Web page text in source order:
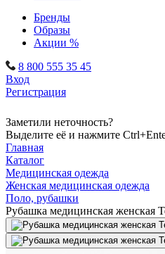
Бренды
Образы
Акции %
8 800 555 35 45
Вход
Регистрация
Заметили неточность?
Выделите её и нажмите
Главная
Каталог
Медицинская одежда
Женская медицинская одежда
Поло, рубашки
Рубашка медицинская женская